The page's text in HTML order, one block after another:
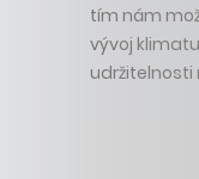
tím nám
vývoj
udržitelnosti